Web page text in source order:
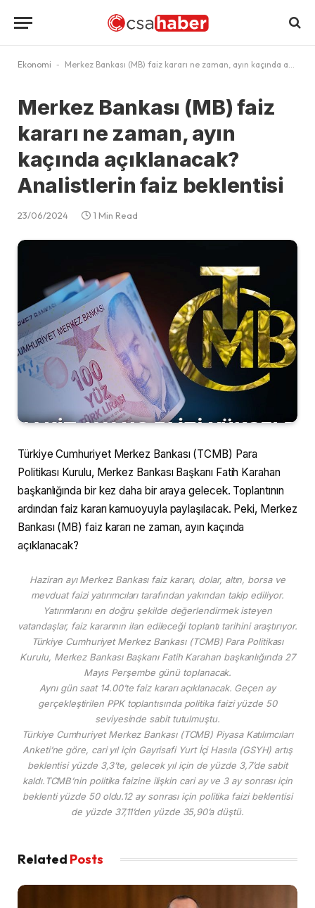
Ekonomi - Merkez Bankası (MB) faiz kararı ne zaman, ayın kaçında açıklanacak? Analistlerin faiz beklentisi
Merkez Bankası (MB) faiz
kararı ne zaman, ayın
kaçında açıklanacak?
Analistlerin faiz beklentisi
23/06/2024 1 Min Read
Türkiye Cumhuriyet Merkez Bankası (TCMB) Para
Politikası Kurulu, Merkez Bankası Başkanı Fatih Karahan
başkanlığında bir kez daha bir araya gelecek. Toplantının
ardından faiz kararı kamuoyuyla paylaşılacak. Peki, Merkez
Bankası (MB) faiz kararı ne zaman, ayın kaçında
açıklanacak?
Haziran ayı Merkez Bankası faiz kararı, dolar, altın, borsa ve
mevduat faizi yatırımcıları tarafından yakından takip ediliyor.
Yatırımlarını en doğru şekilde değerlendirmek isteyen
vatandaşlar, faiz kararının ilan edileceği toplantı tarihini araştırıyor.
Türkiye Cumhuriyet Merkez Bankası (TCMB) Para Politikası
Kurulu, Merkez Bankası Başkanı Fatih Karahan başkanlığında 27
Mayıs Perşembe günü toplanacak.
Aynı gün saat 14.00’te faiz kararı açıklanacak. Geçen ay
gerçekleştirilen PPK toplantısında politika faizi yüzde 50
seviyesinde sabit tutulmuştu.
Türkiye Cumhuriyet Merkez Bankası (TCMB) Piyasa Katılımcıları
Anketi’ne göre, cari yıl için Gayrisafi Yurt İçi Hasıla (GSYH) artış
beklentisi yüzde 3,3’te, gelecek yıl için de yüzde 3,7’de sabit
kaldı.TCMB’nin politika faizine ilişkin cari ay ve 3 ay sonrası için
beklenti yüzde 50 oldu.12 ay sonrası için politika faizi beklentisi
de yüzde 37,11’den yüzde 35,90’a düştü.
Related Posts